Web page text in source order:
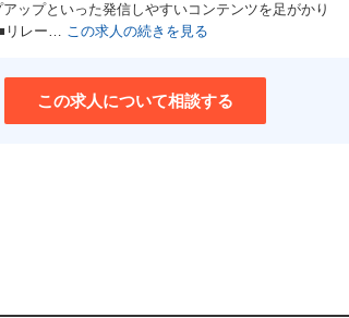
ユニークな職場
ップといった発信しやすいコンテンツを足がかり
リレー… この求人の続きを見る
この求人について相談する